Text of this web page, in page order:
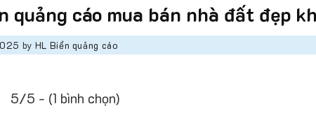
quảng cáo mua bán nhà đất đẹp
by HL Biển quảng cáo
5/5 - (1 bình chọn)